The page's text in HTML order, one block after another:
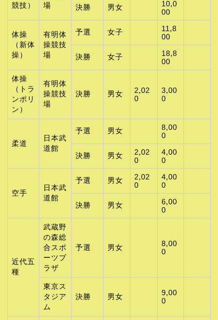
競技）
場
決勝 男女
10,0
00
体操
（新体
操）
有明体
操競技
場
予選 女子
11,8
00
決勝 女子
18,8
00
体操
（トラ
ンポリ
ン）
有明体
操競技
場
決勝 男女
2,02
0
3,00
0
柔道
日本武
道館
予選 男女
8,00
0
決勝 男女
2,02
0
4,00
0
空手
日本武
道館
予選 男女
2,02
0
4,00
0
決勝 男女
6,00
0
近代五
種
武蔵野
の森総
合スポ
ーツプ
ラザ
予選 男女
8,00
0
東京ス
タジア
ム
決勝 男女
9,00
0